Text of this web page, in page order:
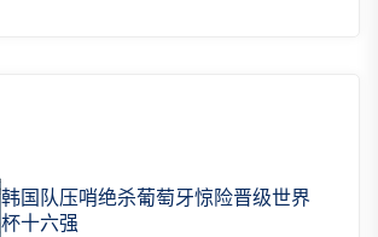
韩国队压哨绝杀葡萄牙惊险晋级世界
杯十六强